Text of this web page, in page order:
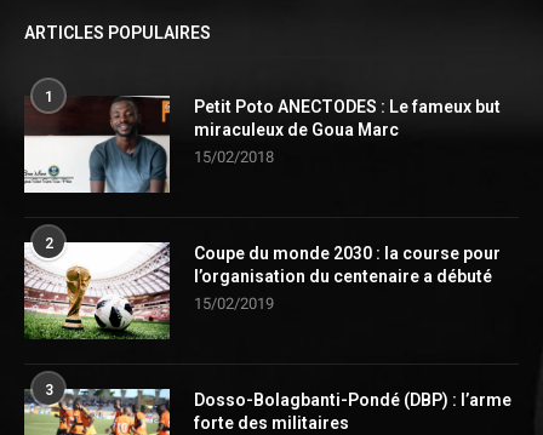
ARTICLES POPULAIRES
1
Petit Poto ANECTODES : Le fameux but
miraculeux de Goua Marc
15/02/2018
2
Coupe du monde 2030 : la course pour
l’organisation du centenaire a débuté
15/02/2019
3
Dosso-Bolagbanti-Pondé (DBP) : l’arme
forte des militaires